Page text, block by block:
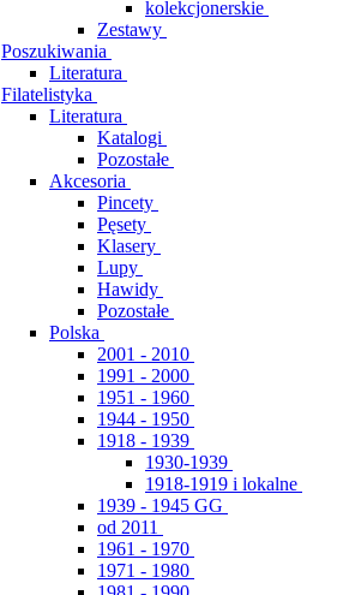
kolekcjonerskie
Zestawy
Poszukiwania
Literatura
Filatelistyka
Literatura
Katalogi
Pozostałe
Akcesoria
Pincety
Pęsety
Klasery
Lupy
Hawidy
Pozostałe
Polska
2001 - 2010
1991 - 2000
1951 - 1960
1944 - 1950
1918 - 1939
1930-1939
1918-1919 i lokalne
1939 - 1945 GG
od 2011
1961 - 1970
1971 - 1980